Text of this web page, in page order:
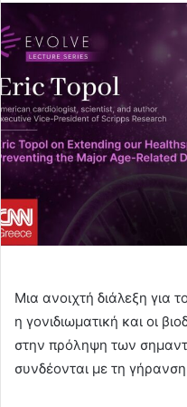
Μια ανοιχτή διάλεξη για
η γονιδιωματική και οι
στην πρόληψη των
συνδέονται με τη γήρανση